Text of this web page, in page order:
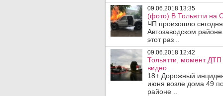
09.06.2018 13:35
(фото) В Тольятти на
ЧП произошло
Автозаводском
этот раз ..
09.06.2018 12:42
Тольятти, момент
видео.
18+ Дорожный
июня возле дома 49
районе ..